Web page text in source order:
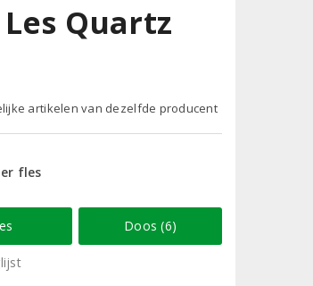
Quartz
artikelen van dezelfde producent
fles
Doos (6)